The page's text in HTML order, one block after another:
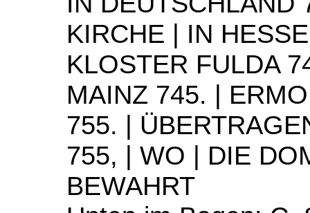
KIRCHE | IN
KLOSTER FULDA
MAINZ 745. |
755. |
755, | WO | DIE
BEWAHRT